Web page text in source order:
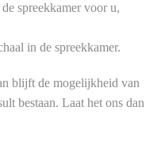
spreekkamer voor u,
in de spreekkamer.
blijft de mogelijkheid van
bestaan. Laat het ons dan